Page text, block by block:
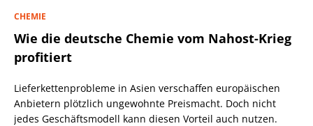
CHEMIE
Wie die deutsche Chemie vom Nahost-Krieg
profitiert
Lieferkettenprobleme in Asien verschaffen europäischen
Anbietern plötzlich ungewohnte Preismacht. Doch nicht
jedes Geschäftsmodell kann diesen Vorteil auch nutzen.